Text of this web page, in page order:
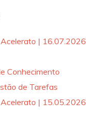
| 16.07.2026
Conhecimento
de Tarefas
| 15.05.2026